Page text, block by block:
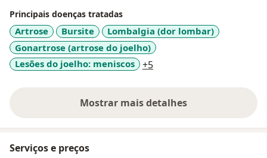
Principais doenças tratadas
Artrose Bursite
Lombalgia (dor lombar)
Gonartrose (artrose do joelho)
Lesões do joelho: meniscos
+5a11y_sr_more_diseases
Mostrar mais detalhes
sobre a experiência
Serviços e preços